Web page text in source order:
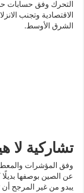
التحرك وفق حسابات
الاقتصادية وتجنب
الشرق الأوسط.
تشاركية لا
وفق المؤشرات
عن الصين بوصفها
يبدو من غير المرجح